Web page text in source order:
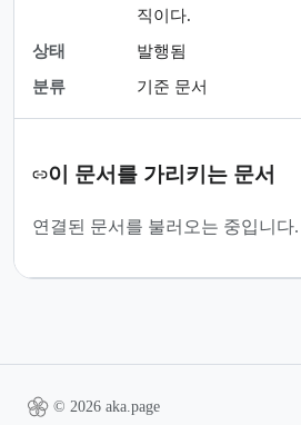
직이다.
상태
발행됨
분류
기준 문서
이 문서를 가리키는 문서
연결된 문서를 불러오는 중입니다.
© 2026 aka.page